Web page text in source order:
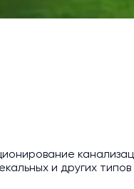
и других